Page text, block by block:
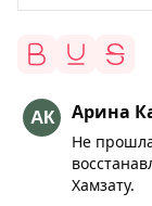
Арина
Не
Хамзату.